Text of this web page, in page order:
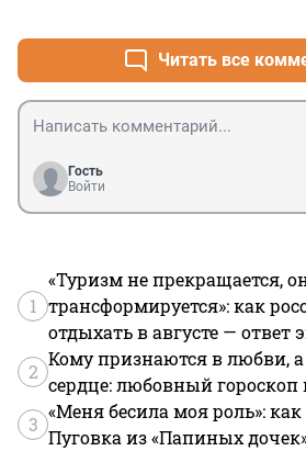
Читать все
Гость
Войти
1
«Туризм не прекращается,
трансформируется»: как
отдыхать в августе — ответ
2
Кому признаются в любви,
сердце: любовный гороскоп
3
«Меня бесила моя роль»:
Пуговка из «Папиных